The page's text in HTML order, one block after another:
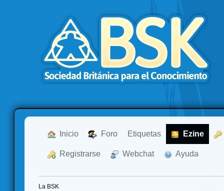
Inicio Foro Etiquetas Ezine
Registrarse Webchat Ayuda
La BSK